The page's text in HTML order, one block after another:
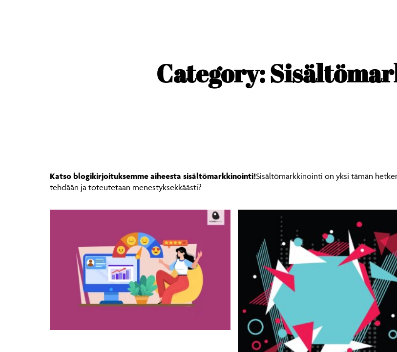
Category:
Katso blogikirjoituksemme aiheesta sisältömarkkinointi!Sisältömarkkinointi on yksi tämän
tehdään ja toteutetaan menestyksekkäästi?